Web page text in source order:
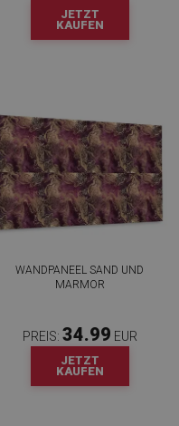
JETZT
KAUFEN
WANDPANEEL SAND UND
MARMOR
PREIS: 34.99 EUR
JETZT
KAUFEN